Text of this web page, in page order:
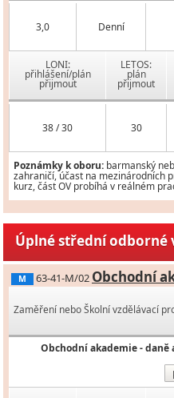
3,0 Denní
LONI:
přihlášení/plán
přijmout
LETOS:
plán
přijmout
38 / 30 30
Poznámky k oboru: barmanský
zahraničí, účast na mezinárodních
kurz, část OV probíhá v reálném
Úplné střední odborné
M 63-41-M/02 Obchodní
Zaměření nebo Školní vzdělávací
Obchodní akademie - daně